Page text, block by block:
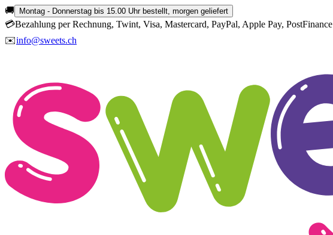
🚚 Montag - Donnerstag bis 15.00 Uhr bestellt, morgen geliefert
💳Bezahlung per Rechnung, Twint, Visa, Mastercard, PayPal, Apple Pay, PostFinance
✉️info@sweets.ch